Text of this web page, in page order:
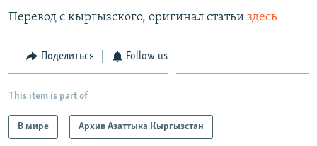
Перевод с кыргызского, оригинал статьи здесь
Поделиться Follow us
This item is part of
В мире Архив Азаттыка Кыргызстан